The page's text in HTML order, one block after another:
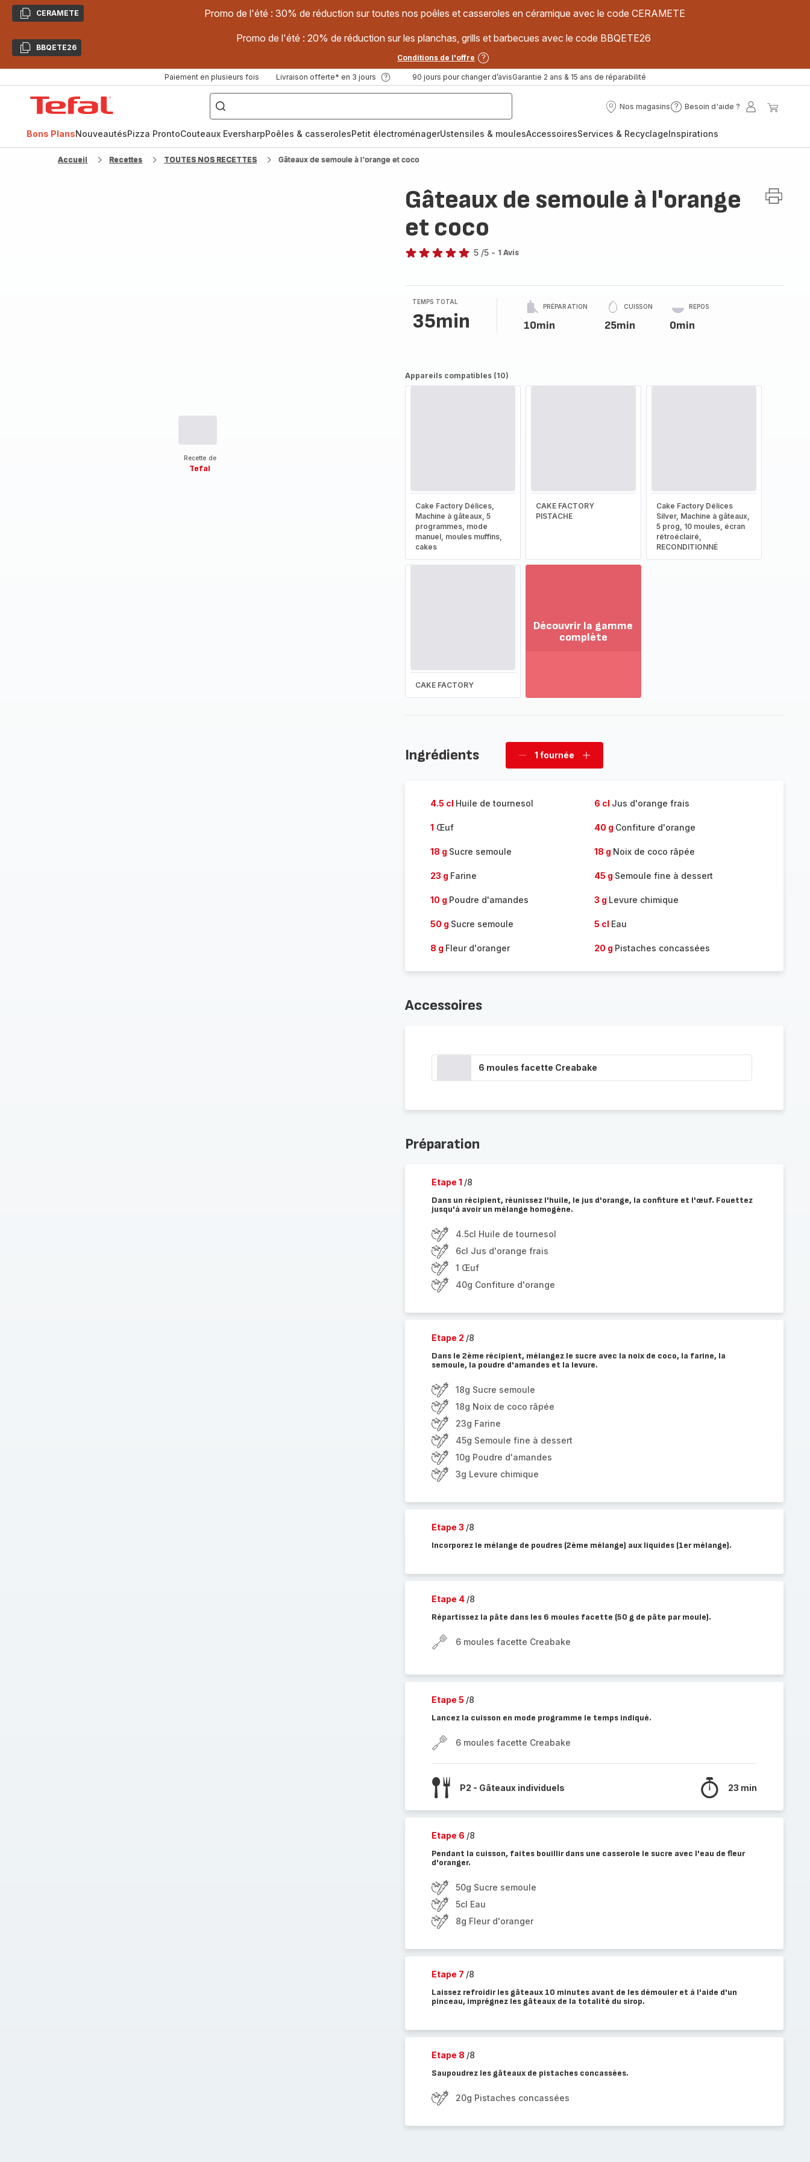
CopierCERAMETE Promo de l'été : 30% de réduction sur toutes nos poêles et casseroles en céramique avec le code CERAMETE
CopierBBQETE26
Promo de l'été : 20% de réduction sur les planchas, grills et barbecues avec le code BBQETE26
Conditions de l'offre
Paiement en plusieurs fois Livraison offerte* en 3 jours 90 jours pour changer d’avisGarantie 2 ans & 15 ans de réparabilité
["Poêles
inox,
Cake
Factory,
Nos magasins
Nos
Besoin d'aide ?
Besoin
?
Mon
Bons PlansNouveautésPizza ProntoCouteaux EversharpPoêles & casserolesPetit électroménagerUstensiles & moulesAccessoiresServices & RecyclageInspirations
Accueil Recettes TOUTES NOS RECETTES Gâteaux de semoule à l'orange et coco
Recette de
Tefal
Gâteaux de semoule à l'orange
et coco
étoiles
(moyenne)
5 /5 - 1 Avis
TEMPS TOTAL
35min
PRÉPARATION
10min
CUISSON
25min
REPOS
0min
Appareils compatibles (10)
Cake Factory Délices,
Machine à gâteaux, 5
programmes, mode
manuel, moules muffins,
cakes
CAKE FACTORY
PISTACHE
Cake Factory Délices
Silver, Machine à gâteaux,
5 prog, 10 moules, écran
rétroéclairé,
RECONDITIONNÉ
CAKE FACTORY
Découvrir la gamme
complète
la
Ingrédients
Supprimer
1 fournée
Ajouter
4.5 cl Huile de tournesol 6 cl Jus d'orange frais
1 Œuf 40 g Confiture d'orange
18 g Sucre semoule 18 g Noix de coco râpée
23 g Farine 45 g Semoule fine à dessert
10 g Poudre d'amandes 3 g Levure chimique
50 g Sucre semoule 5 cl Eau
8 g Fleur d'oranger 20 g Pistaches concassées
Accessoires
6 moules facette Creabake
Préparation
Etape 1 /8
Dans un récipient, réunissez l'huile, le jus d'orange, la confiture et l'œuf. Fouettez
jusqu'à avoir un mélange homogène.
4.5cl Huile de tournesol
6cl Jus d'orange frais
1 Œuf
40g Confiture d'orange
Etape 2 /8
Dans le 2ème récipient, mélangez le sucre avec la noix de coco, la farine, la
semoule, la poudre d'amandes et la levure.
18g Sucre semoule
18g Noix de coco râpée
23g Farine
45g Semoule fine à dessert
10g Poudre d'amandes
3g Levure chimique
Etape 3 /8
Incorporez le mélange de poudres (2ème mélange) aux liquides (1er mélange).
Etape 4 /8
Répartissez la pâte dans les 6 moules facette (50 g de pâte par moule).
6 moules facette Creabake
Etape 5 /8
Lancez la cuisson en mode programme le temps indiqué.
6 moules facette Creabake
P2 - Gâteaux individuels 23 min
Etape 6 /8
Pendant la cuisson, faites bouillir dans une casserole le sucre avec l'eau de fleur
d'oranger.
50g Sucre semoule
5cl Eau
8g Fleur d'oranger
Etape 7 /8
Laissez refroidir les gâteaux 10 minutes avant de les démouler et à l'aide d'un
pinceau, imprégnez les gâteaux de la totalité du sirop.
Etape 8 /8
Saupoudrez les gâteaux de pistaches concassées.
20g Pistaches concassées